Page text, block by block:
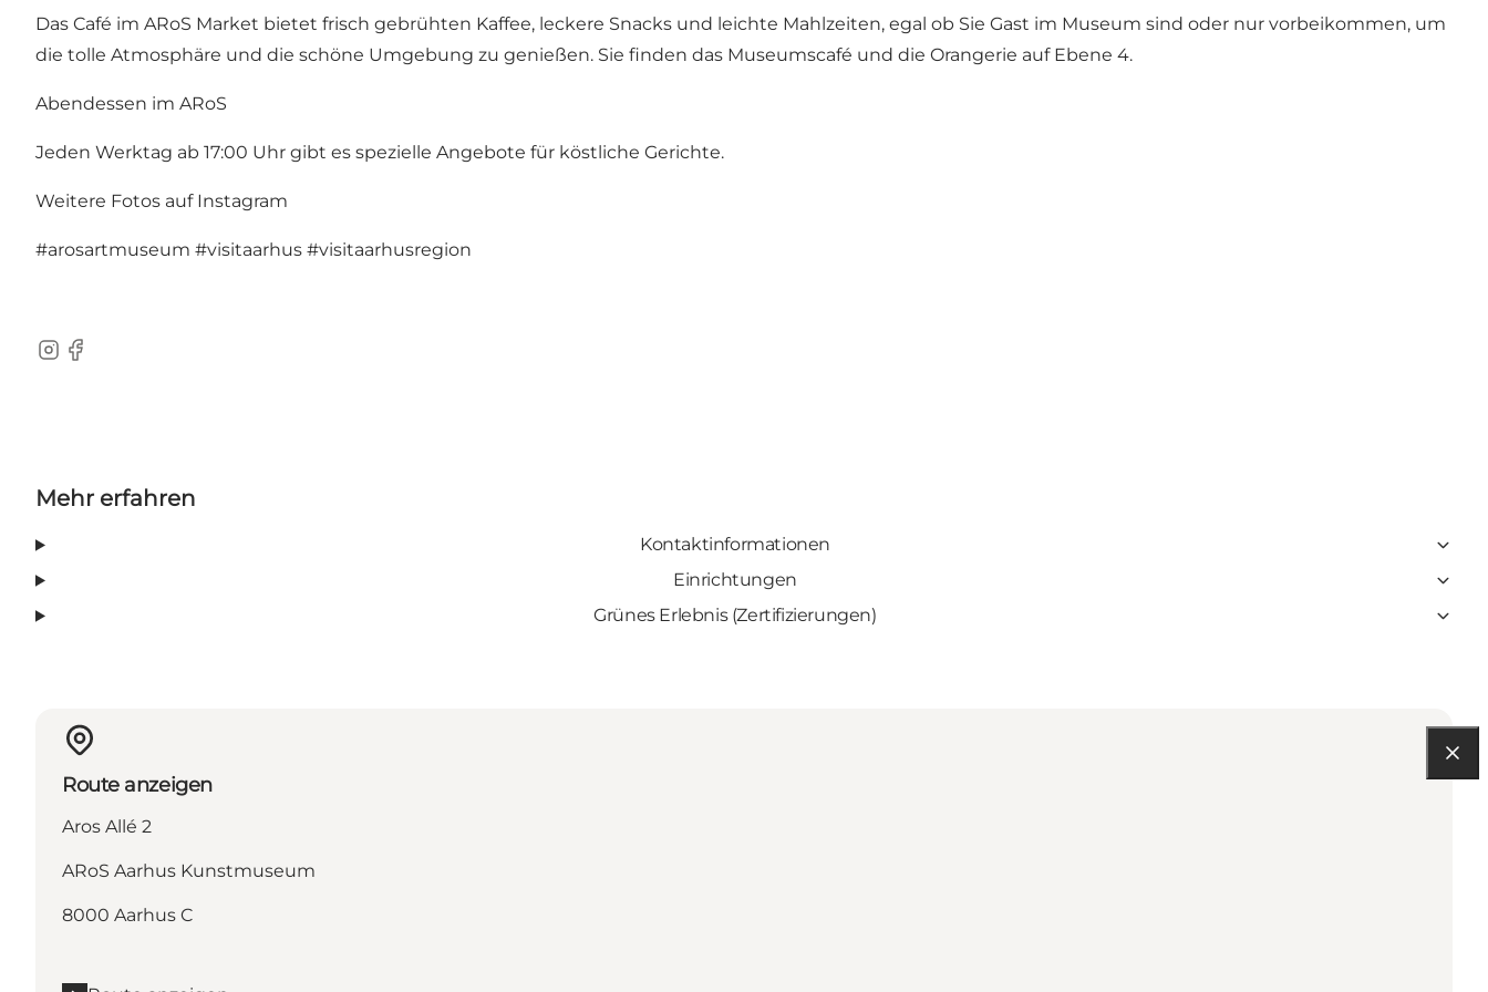
Das Café im ARoS Market bietet frisch gebrühten Kaffee, leckere Snacks und leichte Mahlzeiten, egal ob Sie Gast im Museum sind oder nur vorbeikommen, um
die tolle Atmosphäre und die schöne Umgebung zu genießen. Sie finden das Museumscafé und die Orangerie auf Ebene 4.
Abendessen im ARoS
Jeden Werktag ab 17:00 Uhr gibt es spezielle Angebote für köstliche Gerichte.
Weitere Fotos auf Instagram
#arosartmuseum #visitaarhus #visitaarhusregion
Instagram
Facebook
Mehr erfahren
Kontaktinformationen
Einrichtungen
Grünes Erlebnis (Zertifizierungen)
Route anzeigen
Aros Allé 2
ARoS Aarhus Kunstmuseum
8000 Aarhus C